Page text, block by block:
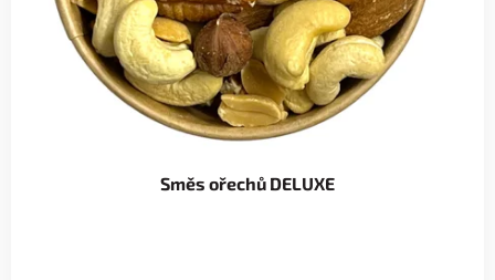
Směs ořechů DELUXE